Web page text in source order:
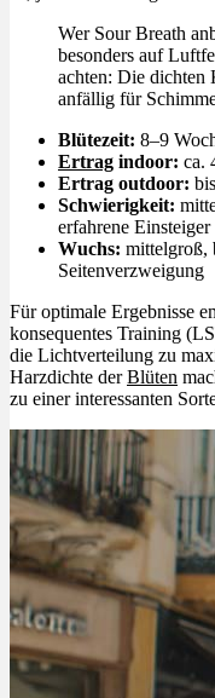
Wer Sour Breath
besonders auf
achten: Die dichten
anfällig für
Blütezeit: 8–9
Ertrag indoor: ca.
Ertrag outdoor:
Schwierigkeit:
erfahrene Einsteiger
Wuchs: mittelgroß,
Seitenverzweigung
Für optimale Ergebnisse
konsequentes Training
die Lichtverteilung zu
Harzdichte derBlüten
zu einer interessanten